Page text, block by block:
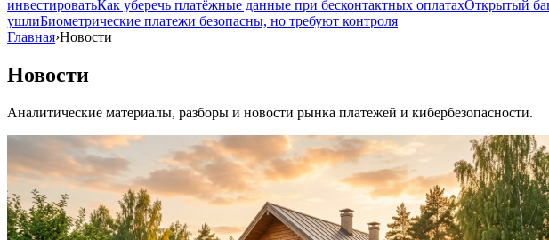
инвестироватьКак уберечь платёжные данные при бесконтактных оплатахОткрытый
ушлиБиометрические платежи безопасны, но требуют контроля
Главная›Новости
Новости
Аналитические материалы, разборы и новости рынка платежей и кибербезопасности.